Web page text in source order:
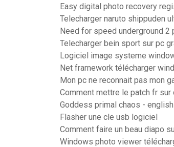
Easy digital photo recovery
Telecharger naruto shippuden
Need for speed underground
Telecharger bein sport sur pc
Logiciel image systeme
Net framework télécharger
Mon pc ne reconnait pas mon
Comment mettre le patch fr sur
Goddess primal chaos -
Flasher une cle usb logiciel
Comment faire un beau diapo
Windows photo viewer